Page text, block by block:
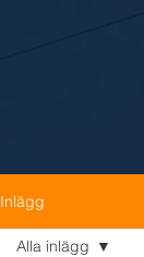
Inlägg
Alla inlägg